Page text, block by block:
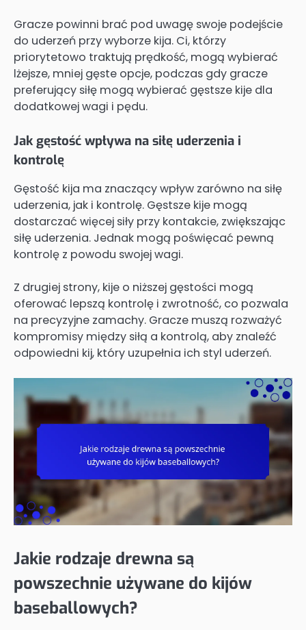
Gracze powinni brać pod uwagę swoje podejście
do uderzeń przy wyborze kija. Ci, którzy
priorytetowo traktują prędkość, mogą wybierać
lżejsze, mniej gęste opcje, podczas gdy gracze
preferujący siłę mogą wybierać gęstsze kije dla
dodatkowej wagi i pędu.
Jak gęstość wpływa na siłę uderzenia i
kontrolę
Gęstość kija ma znaczący wpływ zarówno na siłę
uderzenia, jak i kontrolę. Gęstsze kije mogą
dostarczać więcej siły przy kontakcie, zwiększając
siłę uderzenia. Jednak mogą poświęcać pewną
kontrolę z powodu swojej wagi.
Z drugiej strony, kije o niższej gęstości mogą
oferować lepszą kontrolę i zwrotność, co pozwala
na precyzyjne zamachy. Gracze muszą rozważyć
kompromisy między siłą a kontrolą, aby znaleźć
odpowiedni kij, który uzupełnia ich styl uderzeń.
Jakie rodzaje drewna są
powszechnie używane do kijów
baseballowych?